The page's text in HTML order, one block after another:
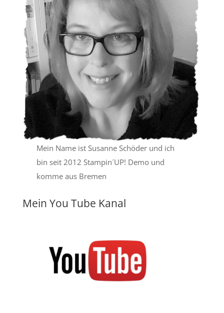
Mein Name ist Susanne Schöder und ich
bin seit 2012 Stampin´UP! Demo und
komme aus Bremen
Mein You Tube Kanal